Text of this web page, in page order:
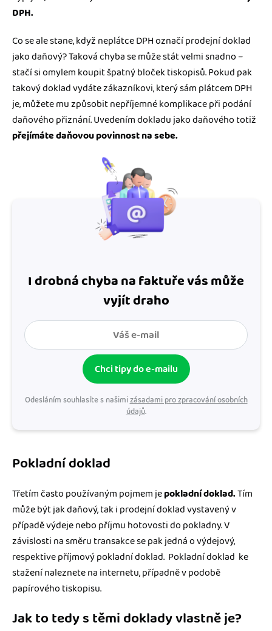
DPH.
Co se ale stane, když neplátce DPH označí prodejní doklad
jako daňový? Taková chyba se může stát velmi snadno –
stačí si omylem koupit špatný bloček tiskopisů. Pokud pak
takový doklad vydáte zákazníkovi, který sám plátcem DPH
je, můžete mu způsobit nepříjemné komplikace při podání
daňového přiznání. Uvedením dokladu jako daňového totiž
přejímáte daňovou povinnost na sebe.
I drobná chyba na faktuře vás může
vyjít draho
Chci tipy do e-mailu
Odesláním souhlasíte s našimizásadami pro zpracování osobních
údajů.
Pokladní doklad
Třetím často používaným pojmem jepokladní doklad.Tím
může být jak daňový, tak i prodejní doklad vystavený v
případě výdeje nebo příjmu hotovosti do pokladny. V
závislosti na směru transakce se pak jedná o výdejový,
respektive příjmový pokladní doklad. Pokladní doklad ke
stažení naleznete na internetu, případně v podobě
papírového tiskopisu.
Jak to tedy s těmi doklady vlastně je?